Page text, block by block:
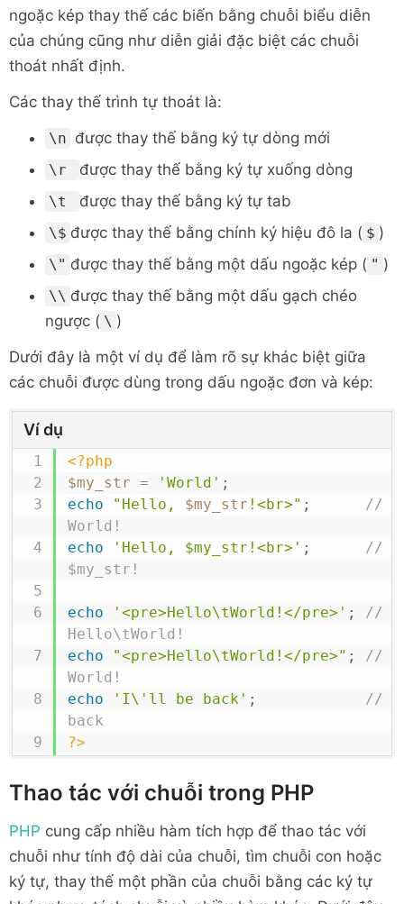
ngoặc kép thay thế các biến bằng chuỗi biểu diễn
của chúng cũng như diễn giải đặc biệt các chuỗi
thoát nhất định.
Các thay thế trình tự thoát là:
\n được thay thế bằng ký tự dòng mới
\r được thay thế bằng ký tự xuống dòng
\t được thay thế bằng ký tự tab
\$ được thay thế bằng chính ký hiệu đô la ( $ )
\" được thay thế bằng một dấu ngoặc kép ( " )
\\ được thay thế bằng một dấu gạch chéo
ngược ( \ )
Dưới đây là một ví dụ để làm rõ sự khác biệt giữa
các chuỗi được dùng trong dấu ngoặc đơn và kép:
Ví dụ
<?php
$my_str = 'World' ;
echo
"Hello, $my_str !<br>" ;
//
World!
echo
'Hello, $my_str!<br>' ;
//
$my_str!
echo '<pre>Hello\tWorld!</pre>' ;
//
Hello\tWorld!
echo
"<pre>Hello\tWorld!</pre>" ;
//
World!
echo
'I\'ll be back' ;
//
back
?>
Thao tác với chuỗi trong PHP
PHP cung cấp nhiều hàm tích hợp để thao tác với
chuỗi như tính độ dài của chuỗi, tìm chuỗi con hoặc
ký tự, thay thế một phần của chuỗi bằng các ký tự